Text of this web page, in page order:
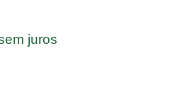
juros